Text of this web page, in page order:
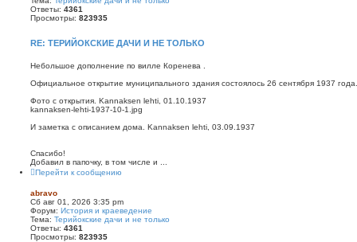
Ответы: 4361
Просмотры: 823935
RE: ТЕРИЙОКСКИЕ ДАЧИ И НЕ ТОЛЬКО
Небольшое дополнение по вилле Коренева .
Официальное открытие муниципального здания состоялось 26 сентября 1937 года.
Фото с открытия. Kannaksen lehti, 01.10.1937
kannaksen-lehti-1937-10-1.jpg
И заметка с описанием дома. Kannaksen lehti, 03.09.1937
Спасибо!
Добавил в папочку, в том числе и ...
Перейти к сообщению
abravo
Сб авг 01, 2026 3:35 pm
Форум: История и краеведение
Тема: Терийокские дачи и не только
Ответы: 4361
Просмотры: 823935